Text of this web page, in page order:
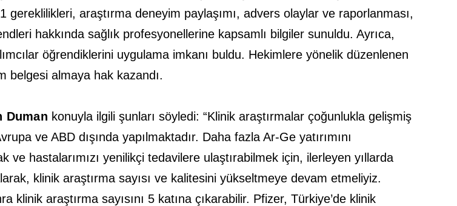
araştırma deneyim paylaşımı, advers olaylar ve raporlanması,
hakkında sağlık profesyonellerine kapsamlı bilgiler sunuldu. Ayrıca,
öğrendiklerini uygulama imkanı buldu. Hekimlere yönelik düzenlenen
belgesi almaya hak kazandı.
Duman konuyla ilgili şunları söyledi: “Klinik araştırmalar çoğunlukla gelişmiş
ve ABD dışında yapılmaktadır. Daha fazla Ar-Ge yatırımını
hastalarımızı yenilikçi tedavilere ulaştırabilmek için, ilerleyen yıllarda
klinik araştırma sayısı ve kalitesini yükseltmeye devam etmeliyiz.
araştırma sayısını 5 katına çıkarabilir. Pfizer, Türkiye’de klinik